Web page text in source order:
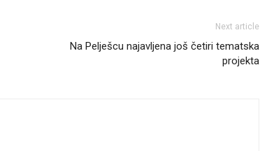
Next article
Na Pelješcu najavljena još četiri tematska
projekta